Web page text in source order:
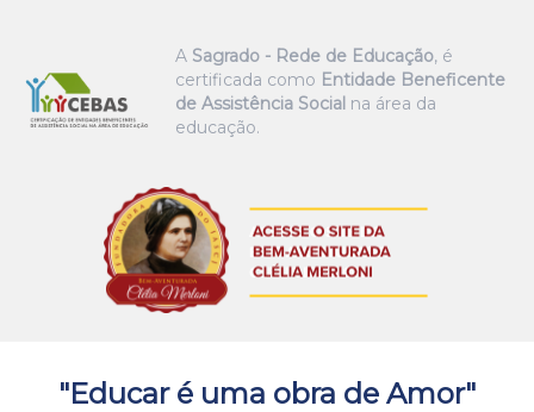
A Sagrado - Rede de Educação, é
certificada como Entidade Beneficente
de Assistência Social na área da
educação.
"Educar é uma obra de Amor"